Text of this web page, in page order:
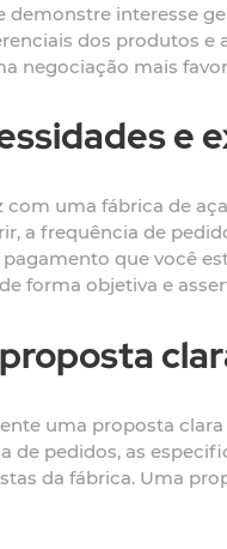
demonstre interesse
dos produtos
negociação mais
e
uma fábrica de
a frequência de
que você
forma objetiva e
uma proposta
de pedidos, as
da fábrica. Uma